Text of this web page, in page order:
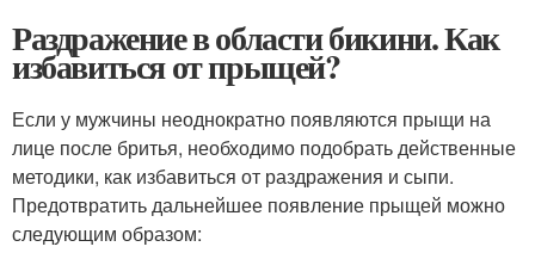
Раздражение в области бикини. Как
избавиться от прыщей?
Если у мужчины неоднократно появляются прыщи на
лице после бритья, необходимо подобрать действенные
методики, как избавиться от раздражения и сыпи.
Предотвратить дальнейшее появление прыщей можно
следующим образом: